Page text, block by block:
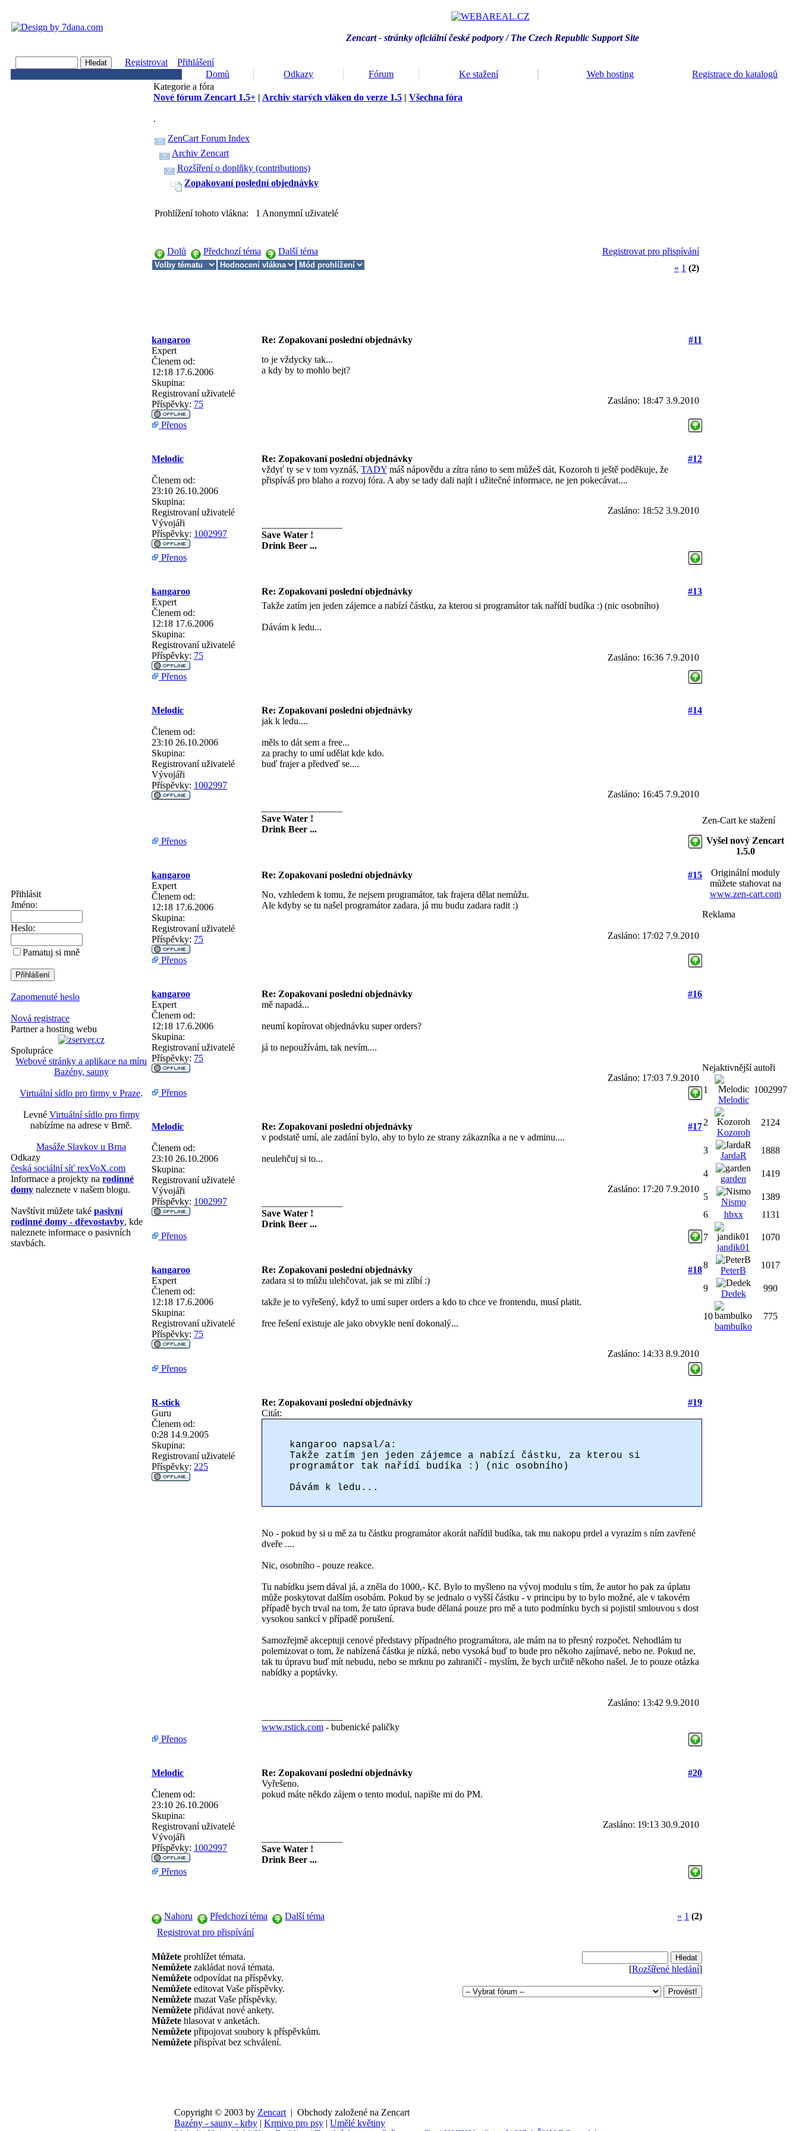
Zencart - stránky oficiální české podpory / The Czech Republic Support Site
Registrovat
Přihlášení
Domů
Odkazy Fórum Ke stažení Web hosting Registrace do katalogů
Přihlásit
Jméno:
Heslo:
Pamatuj si mně
Zapomenuté heslo
Nová registrace
Partner a hosting webu
Spolupráce
Webové stránky a aplikace na míru
Bazény, sauny
Virtuální sídlo pro firmy v Praze.
Levné Virtuální sídlo pro firmy
nabízíme na adrese v Brně.
Masáže Slavkov u Brna
Odkazy
česká sociální síť rexVoX.com
Informace a projekty na rodinné
domy naleznete v našem blogu.
Navštívit můžete také pasivní
rodinné domy - dřevostavby, kde
naleznete informace o pasivních
stavbách.
Kategorie a fóra
Nové fórum Zencart 1.5+ | Archiv starých vláken do verze 1.5 | Všechna fóra
.
ZenCart Forum Index
Archiv Zencart
Rozšíření o doplňky (contributions)
Zopakovaní poslední objednávky
Prohlížení tohoto vlákna: 1 Anonymní uživatelé
Dolů Předchozí téma Další téma
Registrovat pro přispívání
« 1 (2)
kangaroo Re: Zopakovaní poslední objednávky
#11
Expert
Členem od:
12:18 17.6.2006
Skupina:
Registrovaní uživatelé
Příspěvky: 75
to je vždycky tak...
a kdy by to mohlo bejt?
Zasláno: 18:47 3.9.2010
Přenos
Melodic Re: Zopakovaní poslední objednávky #12
Členem od:
23:10 26.10.2006
Skupina:
Registrovaní uživatelé
Vývojáři
Příspěvky: 1002997
vždyť ty se v tom vyznáš, TADY máš nápovědu a zítra ráno to sem můžeš dát, Kozoroh ti ještě poděkuje, že
přispíváš pro blaho a rozvoj fóra. A aby se tady dali najít i užitečné informace, ne jen pokecávat....
Zasláno: 18:52 3.9.2010
Save Water !
Drink Beer ...
Přenos
kangaroo Re: Zopakovaní poslední objednávky
#13
Expert
Členem od:
12:18 17.6.2006
Skupina:
Registrovaní uživatelé
Příspěvky: 75
Takže zatím jen jeden zájemce a nabízí částku, za kterou si programátor tak nařídí budíka :) (nic osobního)
Dávám k ledu...
Zasláno: 16:36 7.9.2010
Přenos
Melodic Re: Zopakovaní poslední objednávky #14
Členem od:
23:10 26.10.2006
Skupina:
Registrovaní uživatelé
Vývojáři
Příspěvky: 1002997
jak k ledu....
měls to dát sem a free...
za prachy to umí udělat kde kdo.
buď frajer a předveď se....
Zasláno: 16:45 7.9.2010
Save Water !
Drink Beer ...
Přenos
kangaroo Re: Zopakovaní poslední objednávky
#15
Expert
Členem od:
12:18 17.6.2006
Skupina:
Registrovaní uživatelé
Příspěvky: 75
No, vzhledem k tomu, že nejsem programátor, tak frajera dělat nemůžu.
Ale kdyby se tu našel programátor zadara, já mu budu zadara radit :)
Zasláno: 17:02 7.9.2010
Přenos
kangaroo Re: Zopakovaní poslední objednávky
#16
Expert
Členem od:
12:18 17.6.2006
Skupina:
Registrovaní uživatelé
Příspěvky: 75
mě napadá...
neumí kopírovat objednávku super orders?
já to nepoužívám, tak nevím....
Zasláno: 17:03 7.9.2010
Přenos
Melodic Re: Zopakovaní poslední objednávky #17
Členem od:
23:10 26.10.2006
Skupina:
Registrovaní uživatelé
Vývojáři
Příspěvky: 1002997
v podstatě umí, ale zadání bylo, aby to bylo ze strany zákazníka a ne v adminu....
neulehčuj si to...
Zasláno: 17:20 7.9.2010
Save Water !
Drink Beer ...
Přenos
kangaroo Re: Zopakovaní poslední objednávky
#18
Expert
Členem od:
12:18 17.6.2006
Skupina:
Registrovaní uživatelé
Příspěvky: 75
zadara si to můžu ulehčovat, jak se mi zlíbí :)
takže je to vyřešený, když to umí super orders a kdo to chce ve frontendu, musí platit.
free řešení existuje ale jako obvykle není dokonalý...
Zasláno: 14:33 8.9.2010
Přenos
R-stick Re: Zopakovaní poslední objednávky
#19
Guru
Členem od:
0:28 14.9.2005
Skupina:
Registrovaní uživatelé
Příspěvky: 225
Citát:
kangaroo napsal/a:
Takže zatím jen jeden zájemce a nabízí částku, za kterou si
programátor tak nařídí budíka :) (nic osobního)
Dávám k ledu...
No - pokud by si u mě za tu částku programátor akorát nařídil budíka, tak mu nakopu prdel a vyrazím s ním zavřené
dveře ....
Nic, osobního - pouze reakce.
Tu nabídku jsem dával já, a zněla do 1000,- Kč. Bylo to myšleno na vývoj modulu s tím, že autor ho pak za úplatu
může poskytovat dalším osobám. Pokud by se jednalo o vyšší částku - v principu by to bylo možné, ale v takovém
případě bych trval na tom, že tato úprava bude dělaná pouze pro mě a tuto podmínku bych si pojistil smlouvou s dost
vysokou sankcí v případě porušení.
Samozřejmě akceptuji cenové představy případného programátora, ale mám na to přesný rozpočet. Nehodlám tu
polemizovat o tom, že nabízená částka je nízká, nebo vysoká buď to bude pro někoho zajímavé, nebo ne. Pokud ne,
tak tu úpravu buď mít nebudu, nebo se mrknu po zahraničí - myslím, že bych určitě někoho našel. Je to pouze otázka
nabídky a poptávky.
Zasláno: 13:42 9.9.2010
www.rstick.com - bubenické paličky
Přenos
Melodic Re: Zopakovaní poslední objednávky #20
Členem od:
23:10 26.10.2006
Skupina:
Registrovaní uživatelé
Vývojáři
Příspěvky: 1002997
Vyřešeno.
pokud máte někdo zájem o tento modul, napište mi do PM.
Zasláno: 19:13 30.9.2010
Save Water !
Drink Beer ...
Přenos
Nahoru Předchozí téma Další téma « 1 (2)
Registrovat pro přispívání
Můžete prohlížet témata.
Nemůžete zakládat nová témata.
Nemůžete odpovídat na příspěvky.
Nemůžete editovat Vaše příspěvky.
Nemůžete mazat Vaše příspěvky.
Nemůžete přidávat nové ankety.
Můžete hlasovat v anketách.
Nemůžete připojovat soubory k příspěvkům.
Nemůžete přispívat bez schválení.
[Rozšířené hledání]
Zen-Cart ke stažení
Vyšel nový Zencart
1.5.0
Originální moduly
můžete stahovat na
www.zen-cart.com
Reklama
Nejaktivnější autoři
1
Melodic
1002997
2
Kozoroh
2124
3
JardaR
1888
4
garden
1419
5
Nismo
1389
6
hbxx 1131
7
jandik01
1070
8
PeterB
1017
9
Dedek
990
10
bambulko
775
Copyright © 2003 by Zencart | Obchody založené na Zencart
Bazény - sauny - krby | Krmivo pro psy | Umělé květiny